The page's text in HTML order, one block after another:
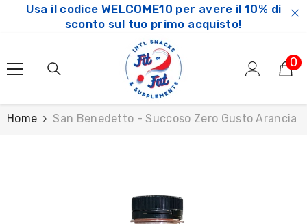
SKIP TO CONTENT
Usa il codice WELCOME10 per avere il 10% di
sconto sul tuo primo acquisto!
00
Home San Benedetto - Succoso Zero Gusto Arancia